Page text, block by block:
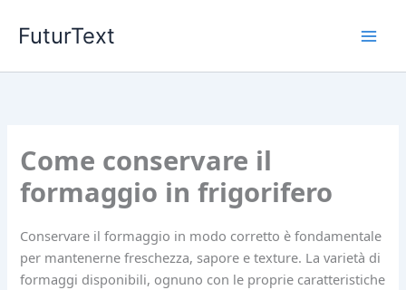
FuturText
Come conservare il
formaggio in frigorifero
Conservare il formaggio in modo corretto è fondamentale
per mantenerne freschezza, sapore e texture. La varietà di
formaggi disponibili, ognuno con le proprie caratteristiche